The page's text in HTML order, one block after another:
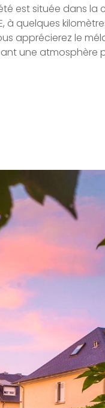
est située dans la
à quelques
apprécierez le
une atmosphère
13,33 ares et
baies-
de la pièce.
sur l'ensemble
peint à
ce niveau se
une salle de
de nombreux
se fait depuis la
trois autres
Vous pouvez
de rangement.
au sol est
comme atelier,
accueillir vos